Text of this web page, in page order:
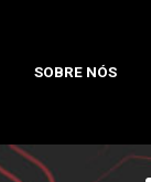
SOBRE NÓS